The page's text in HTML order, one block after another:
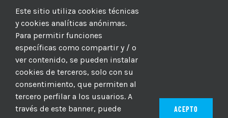
Este sitio utiliza cookies técnicas
y cookies analíticas anónimas.
Para permitir funciones
específicas como compartir y / o
ver contenido, se pueden instalar
cookies de terceros, solo con su
consentimiento, que permiten al
tercero perfilar a los usuarios. A
través de este banner, puede
ACEPTO